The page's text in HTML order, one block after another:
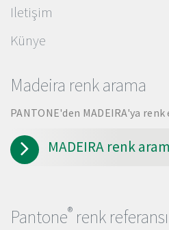
Iletişim
Künye
Madeira renk arama
PANTONE'den MADEIRA'ya
MADEIRA renk
Pantone® renk referansı